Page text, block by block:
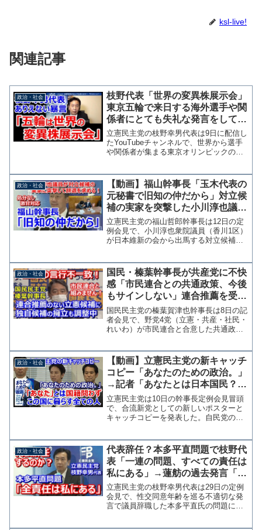
ksl-live!
関連記事
政治・社会
枝野代表「世界の変異株展示会」
東京五輪で来日する海外選手や関
係者にとても失礼な発言をしてし
まう
立憲民主党の枝野幸男代表は9日に配信し
たYouTubeチャンネルで、世界から選手
や関係者が集まる東京オリンピックの開
した。 新型コロナウイルスの蔓延防止
のために入国規制...
政治・社会
【動画】福山幹事長「玉木代表の
元秘書で旧知の仲だから」対立候
補の実家を突撃した小川淳也議員
を処分せず
立憲民主党の福山哲郎幹事長は12日の定
例会見で、小川淳也衆院議員（香川1区）
が日本維新の会から出馬する対立候補の
雄一郎代表の元秘書で、小川氏と旧知の
仲だったとして処分を...
政治・社会
国民・榛葉幹事長が共産党に不快
感「市民連合との共通政策、今後
もサインしない」連合推薦を受け
ない立憲選挙区に独自候補擁立も
検討
国民民主党の榛葉賀津也幹事長は8日の記
者会見で、野党4党（立憲・共産・社民・
れいわ）が市民連合と合意した共通政策
共産党の閣内閣外協力という話が出てき
ていることを念頭に、...
政治・社会
【動画】立憲民主党の新キャッチ
コピー「あなたのための政治。」
→記者「あなたとは日本国民？」
蓮舫「国籍を問わずこの国に暮ら
す全ての方です」
立憲民主党は10日の幹事長定例会見冒頭
で、合流新党としての新しいポスターと
キャッチコピーを発表した。自民党の
を"あなた"に言い換えたという。 会見
で蓮舫国民運動・広報本部...
政治・社会
代表辞任？本多平直問題で枝野代
表「一連の問題、すべての責任は
私にある」→蓮舫の過去発言「責
任は感じるものではなく取るも
の」
立憲民主党の枝野幸男代表は29日の定例
会見で、性交同意年齢を巡る不適切な発
言で議員辞職した本多平直氏の問題につ